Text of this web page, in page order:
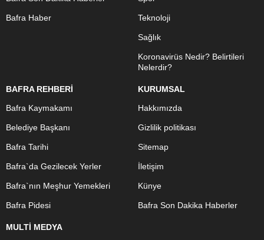
Bafra Haber Teknoloji
Sağlık
Koronavirüs Nedir? Belirtileri
Nelerdir?
BAFRA REHBERİ
Bafra Kaymakamı
Belediye Başkanı
Bafra Tarihi
Bafra`da Gezilecek Yerler
Bafra`nın Meşhur Yemekleri
Bafra Pidesi
KURUMSAL
Hakkımızda
Gizlilik politikası
Sitemap
İletişim
Künye
Bafra Son Dakika Haberler
MULTİ MEDYA